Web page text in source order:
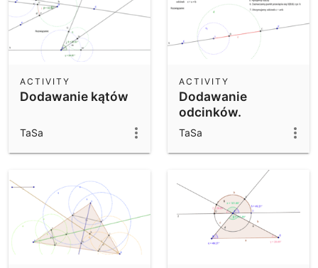
Operations
Probability and Statistics
Community Resources
3D Calculator
App Downloads
Dodawanie kątów
ACTIVITY
TaSa
Dodawanie
odcinków.
ACTIVITY
TaSa